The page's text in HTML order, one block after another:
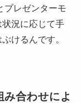
プレゼンターモ
況に応じて手
けるんです。
み合わせによ